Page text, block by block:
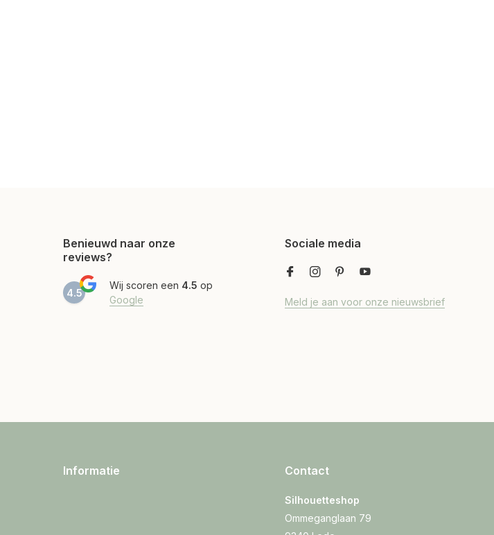
Benieuwd naar onze
reviews?
4.5
Wij scoren een 4.5 op
Google
Sociale media
Meld je aan voor onze nieuwsbrief
Informatie Contact
Silhouetteshop
Ommeganglaan 79